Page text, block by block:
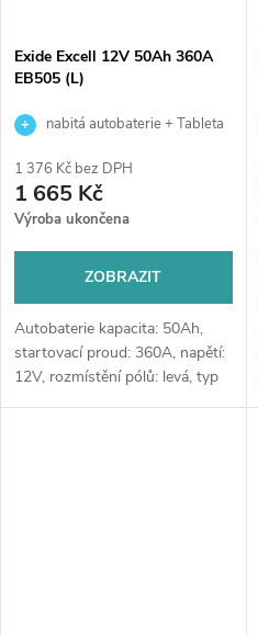
Exide Excell 12V 50Ah 360A
EB505 (L)
nabitá autobaterie + Tableta
výkup staré baterie při doručení
nebo v prodejně Jinočany
1 376 Kč bez DPH
1 665 Kč
Výroba ukončena
ZOBRAZIT
Autobaterie kapacita: 50Ah,
startovací proud: 360A, napětí:
12V, rozmístění pólů: levá, typ